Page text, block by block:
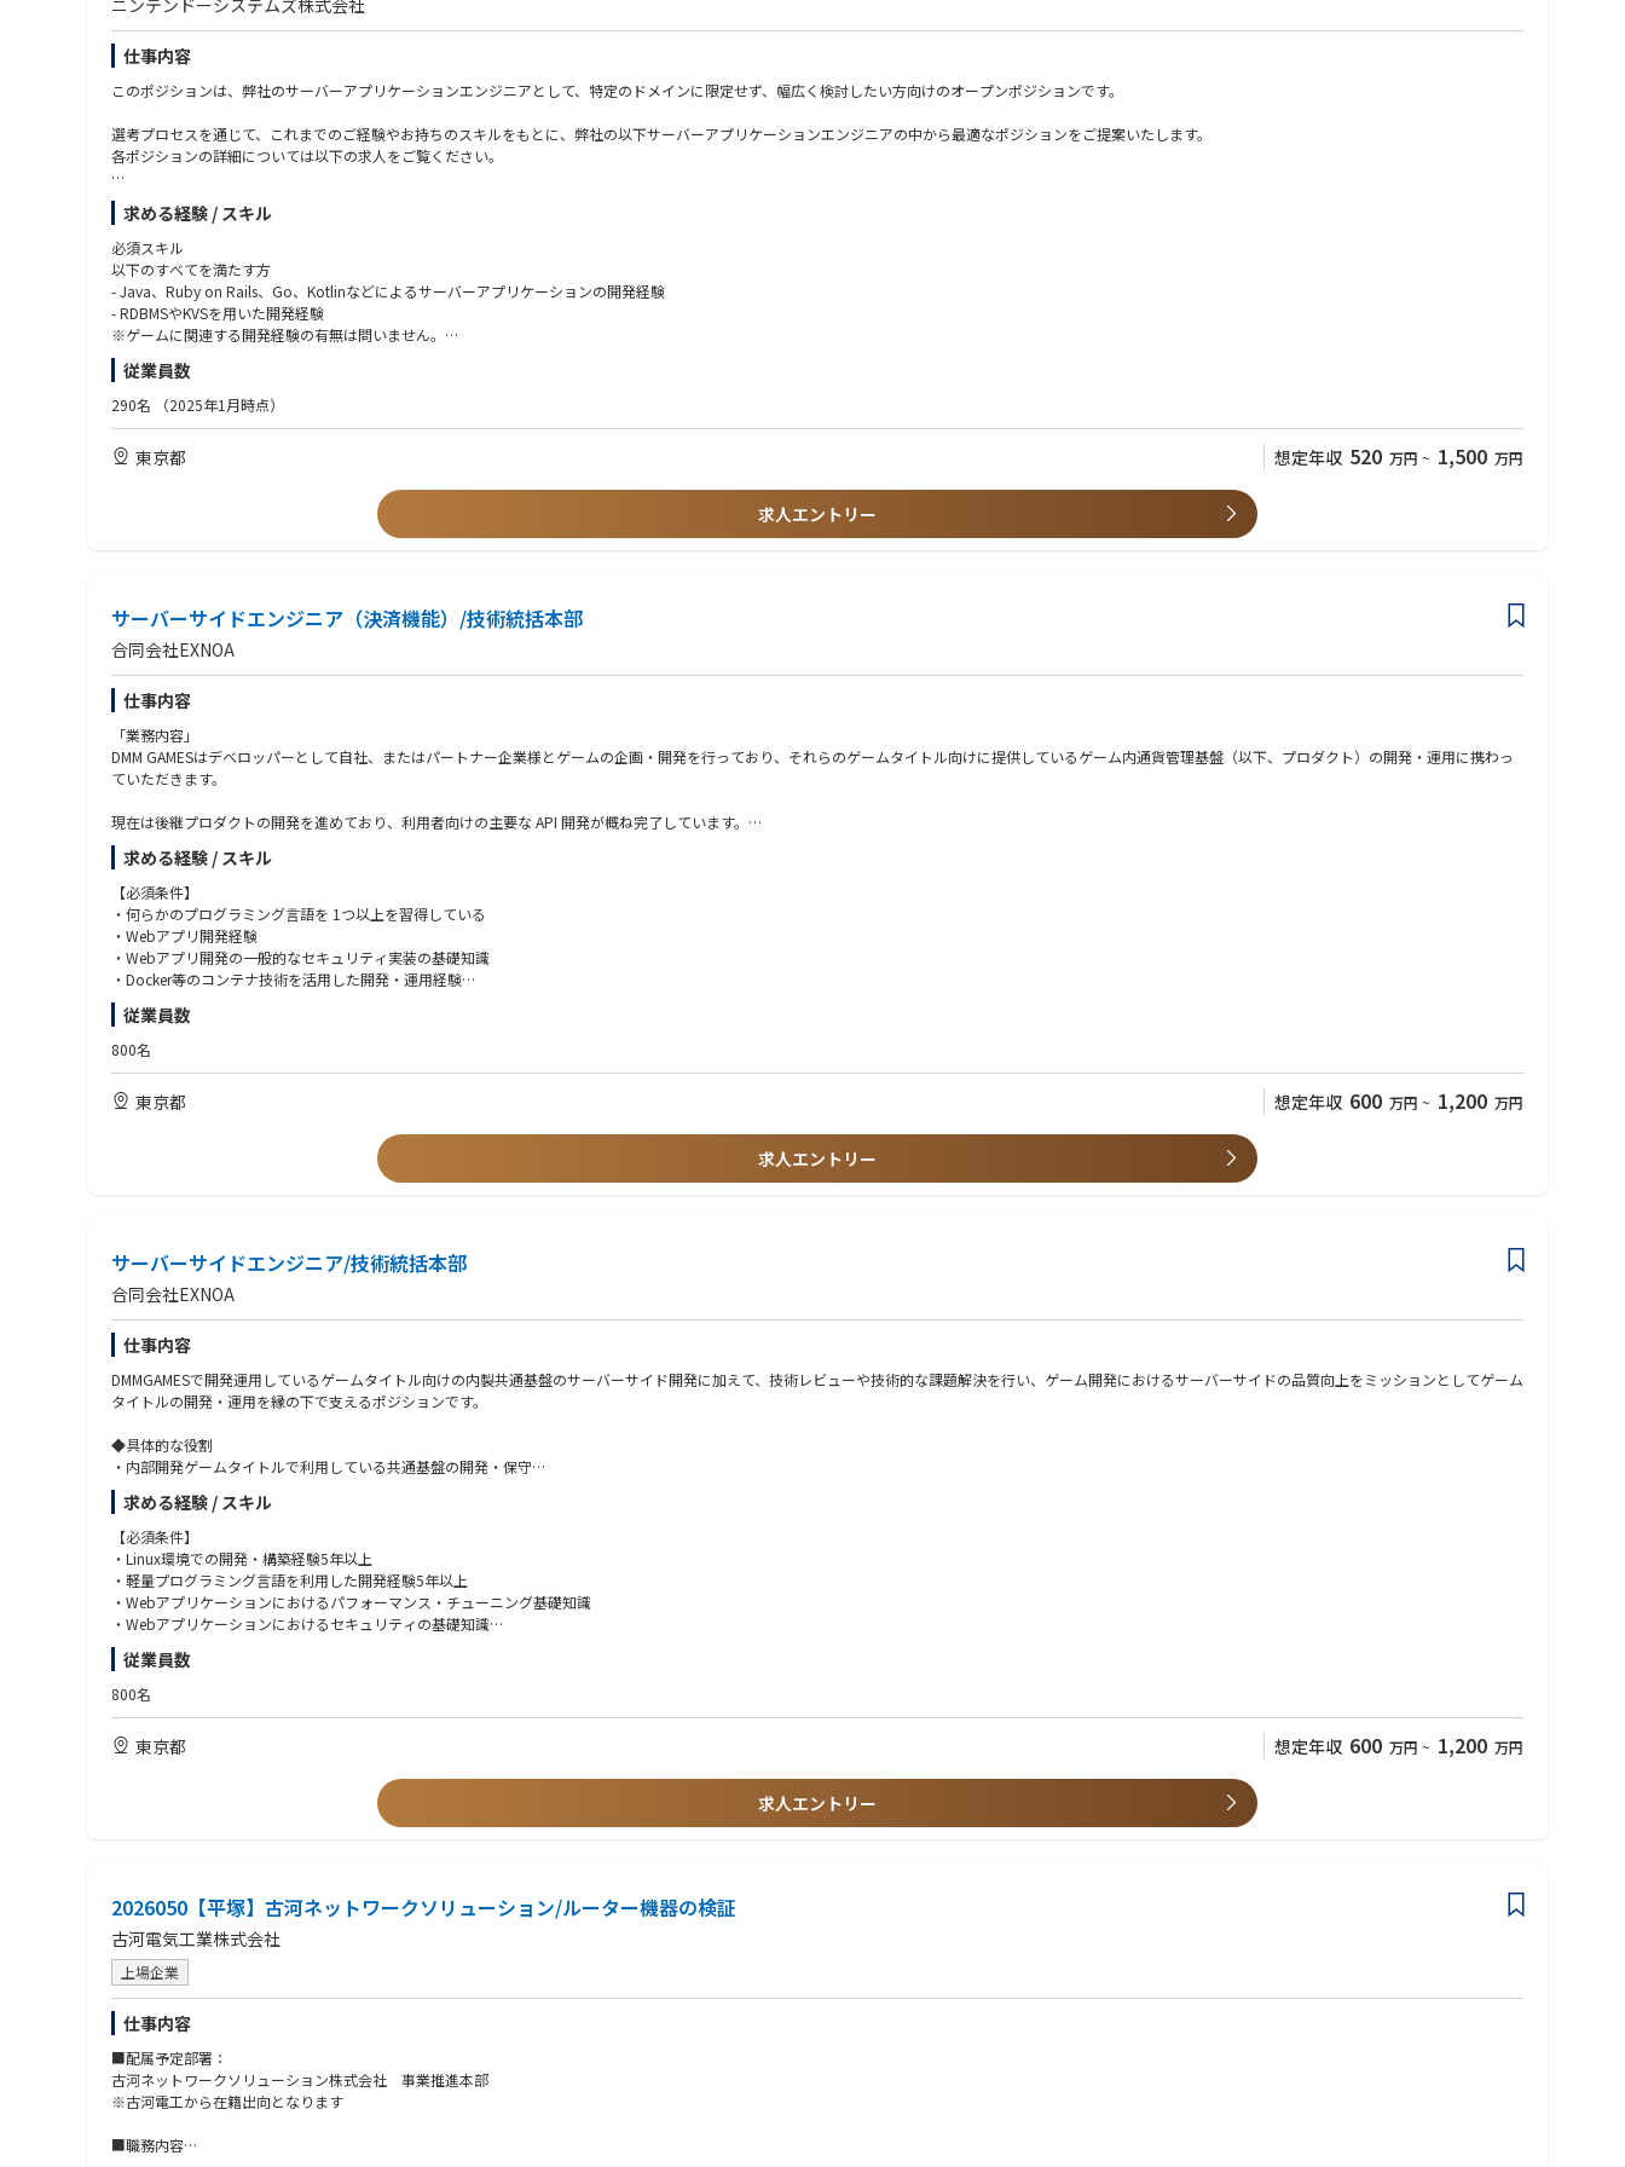
ニンテンドーシステムズ株式会社
仕事内容
このポジションは、弊社のサーバーアプリケーションエンジニアとして、特定のドメインに限定せず、幅広く検討したい方向けのオープンポジションです。
選考プロセスを通じて、これまでのご経験やお持ちのスキルをもとに、弊社の以下サーバーアプリケーションエンジニアの中から最適なポジションをご提案いたします。
各ポジションの詳細については以下の求人をご覧ください。
▼サーバーアプリケーションエンジニア（Nintendo Switch 2 本体機能）
https://herp.careers/v1/nscareer/xkbgRkvJLo-B
▼サーバーアプリケーションエンジニア（スマートデバイス向けアプリ）
https://herp.careers/v1/nscareer/D-zHAm9Y6PWn
▼サーバーアプリケーションエンジニア（スマートデバイス向け共通基盤）
▼サーバーアプリケーションエンジニア（決済関連システム）
https://herp.careers/v1/nscareer/6fWhZUEJvoag
▼サーバーアプリケーションエンジニア（ゲームサーバーフレームワーク）
▼サーバーアプリケーションエンジニア（ゲームサーバーアプリケーション）
https://herp.careers/v1/nscareer/AOFdY6YTWOmT
▼サーバーアプリケーションエンジニア（DRMサーバー）
https://herp.careers/v1/nscareer/OmuZqNJ-y9Xf
https://herp.careers/v1/nscareer/GmljQRqO2HWT
▼サーバーアプリケーションエンジニア（eコマース）
業務内容の変更の範囲：会社の定める業務
求める経験 / スキル
必須スキル
以下のすべてを満たす方
- Java、Ruby on Rails、Go、Kotlinなどによるサーバーアプリケーションの開発経験
- RDBMSやKVSを用いた開発経験
※ゲームに関連する開発経験の有無は問いません。
歓迎スキル
以下の経験がある方を歓迎いたします
- 大規模なサーバーアプリケーションの開発・運用経験
- Docker、Kubernetes、Istio等のコンテナ技術を用いたサーバーアプリケーションの開発経験
- JavaScript、TypeScript等を用いたWebフロントエンドの開発経験
- gRPCやWebRTCを利用したサーバーアプリケーションの開発経験
・開発時に苦労してでも、長い目で見た時に運用しやすくするにはどうしたらいいかを考え抜く力のある方
・最後までやり切る粘り強さのある方
従業員数
290名 （2025年1月時点）
東京都 想定年収 520 万円 ~ 1,500 万円
求人エントリー
サーバーサイドエンジニア（決済機能）/技術統括本部
合同会社EXNOA
仕事内容
「業務内容」
DMM GAMESはデベロッパーとして自社、またはパートナー企業様とゲームの企画・開発を行っており、それらのゲームタイトル向けに提供しているゲーム内通貨管理基盤（以下、プロダクト）の開発・運用に携わっ
ていただきます。
現在は後継プロダクトの開発を進めており、利用者向けの主要な API 開発が概ね完了しています。
今後はプロダクト運用機能の整備・機能拡充を行っていくなかで、現行プロダクトと後継プロダクトの並行運用対応が必要です。
そのため、『プロダクトを理解して適切な利用者サポート対応と他部署折衝、追加機能の開発や改善』といったプロダクトの開発・運用全般を担う『サーバーエンジニア』を募集いたします。
将来的に、プロダクト開発・運用の上流工程に携わっていただきたいと考えています。
■具体的な役割
・プロダクト機能の設計・実装・テスト全般
・プロダクトユーザーのニーズ分析やヒアリングを通じて、プロダクトを改善する活動
※上記は例となります。あなたのスキルやキャリアなどを考慮し、必要に応じた役割・施策を遂行して頂きたいと考えております。
DMM GAMESで開発運用をしているゲームタイトルへの技術支援、会社規模での課題への対策立案と実施、DMM GAMESやその他のゲームアプリプラットフォームに関連した技術相談と支援をタイトル横断的に行ってい
また重要度の高いプロダクトとして、複数タイトルに提供している決済処理およびゲーム内通貨の管理を担保している基盤の開発・運用を行っております。
ゲームタイトルが安心して資金決済法に準拠したサービスを低コストで構築できることを目指しています。
-主な機能
・ゲーム内通貨の「発行・消費・消滅・発行取消・消費取消」の処理、及び履歴の管理
・ゲーム内通貨残高の管理
・ゲーム内通貨の有効期限管理
・各種プラットフォーム(App Store, Google Play, DMM GAMES)との連携（レシート検証など）
・デベロッパー向け管理サイト
■社員インタビュー
会社の未来を支える「技術統括本部」～技術力で事業に貢献する仕事の魅力に迫る～
https://dmmgames.co.jp/recruit/persons/person/id=1844
求める経験 / スキル
【必須条件】
・何らかのプログラミング言語を 1つ以上を習得している
・Webアプリ開発経験
・Webアプリ開発の一般的なセキュリティ実装の基礎知識
・Docker等のコンテナ技術を活用した開発・運用経験
・CI/CDの基礎知識
・クラウドサービス(AWS, GCP, Azure等)を活用した開発・運用の経験
・Go/PHPを用いた開発経験
・RESTful APIの設計、開発・運用の経験
・GCPの開発・運用経験(Cloud Run, Spanner, BigQuery, Kubernetes)
・システム開発における要件定義や設計などの上流工程の開発経験
・DMM GAMES またはそれ以外のプラットフォームでのゲーム開発・運用の経験
・リーダー経験(パートリードでも可)、または大きな職責を全うした経験
・他部署や外部開発会社とのコミュニケーションをともなう開発・運用・折衝の経験
【求める人物像】
・当グループの行動指針に共感・ご理解いただける方(決済機能グループの行動指針.pdf)
・プロダクトの開発実装だけでなく上流工程に興味・経験のある方
・問題解決に向けて責任感を持って主体的に行動できる方
・様々な人を巻き込んで円滑なコミュニケーションを取れる方
・ゲーム配信プラットフォームとの決済関係のやりとりに興味のある方
・裏側から会社や仕組みを支援することに興味のある方
従業員数
800名
東京都 想定年収 600 万円 ~ 1,200 万円
求人エントリー
サーバーサイドエンジニア/技術統括本部
合同会社EXNOA
仕事内容
DMMGAMESで開発運用しているゲームタイトル向けの内製共通基盤のサーバーサイド開発に加えて、技術レビューや技術的な課題解決を行い、ゲーム開発におけるサーバーサイドの品質向上をミッションとしてゲーム
タイトルの開発・運用を縁の下で支えるポジションです。
◆具体的な役割
・内部開発ゲームタイトルで利用している共通基盤の開発・保守
・マイルストーン単位で開発中のゲームタイトルの評価（パフォーマンス、セキュリティなど）
・事業部内の技術相談や技術課題の調査や解決策の提案
・新技術の調査と推進、技術ナレッジの展開、及びそれらを目的とした検証用アプリの開発・運営
・AI / LLM技術の検証・導入
「事業部概要」
DMM GAMESで開発運用をしているゲームタイトルへの横断的な技術支援、共通基盤（プロダクト）の開発・運用、会社規模での課題への対策立案と実施などを行っている事業部横断の技術組織です。
組織の業務の多角化が進む中で組織体制の強化を図るため、 サーバーサイドエンジニアを募集します！
◆社員インタビュー
https://dmmgames.co.jp/recruit/persons/person/id=1844
【利用技術】
- PHP
- HTML / CSS
- JavaScript
- ライブラリ/フレームワーク
- Laravel
- コンテナ技術
- Docker
- ECS
- CodePipeline
求める経験 / スキル
【必須条件】
・Linux環境での開発・構築経験5年以上
・軽量プログラミング言語を利用した開発経験5年以上
・Webアプリケーションにおけるパフォーマンス・チューニング基礎知識
・Webアプリケーションにおけるセキュリティの基礎知識
【歓迎条件】
・クラウドを利用したサイト運用経験
・Docker/kubernetesなどを利用したコンテナ運用経験
・高負荷サイトの運用経験
・DMM GAMESでのゲームタイトル開発・運用経験
・PHP/Java/C#/Golang/Node.jsでの開発経験
・チームワークを大切にし、積極的にコミュニケーションを取れる方
従業員数
800名
東京都 想定年収 600 万円 ~ 1,200 万円
求人エントリー
2026050【平塚】古河ネットワークソリューション/ルーター機器の検証
古河電気工業株式会社
上場企業
仕事内容
■配属予定部署：
古河ネットワークソリューション株式会社 事業推進本部
※古河電工から在籍出向となります
■職務内容